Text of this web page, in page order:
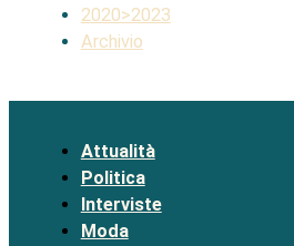
2020>2023
Archivio
Attualità
Politica
Interviste
Moda